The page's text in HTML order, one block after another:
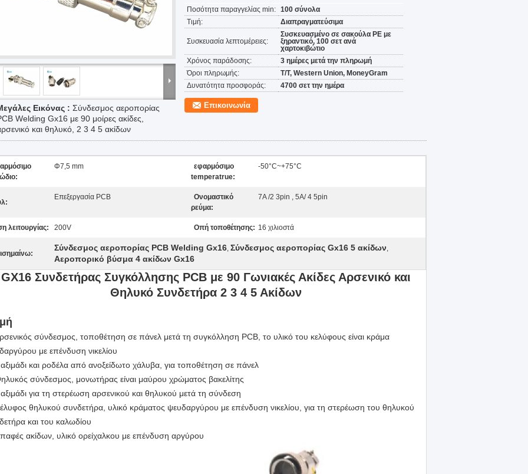
Εικόνας : Σύνδεσμος αεροπορίας
Welding Gx16 με 90 μοίρες ακίδες,
και θηλυκό, 2 3 4 5 ακίδων
Ποσότητα παραγγελίας min: 100 σύνολα
Τιμή:
Διαπραγματεύσιμα
Συσκευασία λεπτομέρειες:
Συσκευασμένο σε σακούλα PE με
ξηραντικό, 100 σετ ανά
χαρτοκιβώτιο
Χρόνος παράδοσης:
3 ημέρες μετά την πληρωμή
Όροι πληρωμής:
T/T, Western Union, MoneyGram
Δυνατότητα προσφοράς:
4700 σετ την ημέρα
Επικοινωνία
Φ7,5 mm
εφαρμόσιμο
temperatrue:
-50°C~+75°C
Επεξεργασία PCB
Ονομαστικό
ρεύμα:
7A /2 3pin , 5A/ 4 5pin
λειτουργίας: 200V Οπή τοποθέτησης: 16 χιλιοστά
Σύνδεσμος αεροπορίας PCB Welding Gx16, Σύνδεσμος αεροπορίας Gx16 5 ακίδων,
Αεροπορικό βύσμα 4 ακίδων Gx16
GX16 Συνδετήρας Συγκόλλησης PCB με 90 Γωνιακές Ακίδες Αρσενικό και
Θηλυκό Συνδετήρα 2 3 4 5 Ακίδων
σύνδεσμος, τοποθέτηση σε πάνελ μετά τη συγκόλληση PCB, το υλικό του κελύφους είναι κράμα
με επένδυση νικελίου
και ροδέλα από ανοξείδωτο χάλυβα, για τοποθέτηση σε πάνελ
σύνδεσμος, μονωτήρας είναι μαύρου χρώματος βακελίτης
για τη στερέωση αρσενικού και θηλυκού μετά τη σύνδεση
θηλυκού συνδετήρα, υλικό κράματος ψευδαργύρου με επένδυση νικελίου, για τη στερέωση του θηλυκού
και του καλωδίου
ακίδων, υλικό ορείχαλκου με επένδυση αργύρου